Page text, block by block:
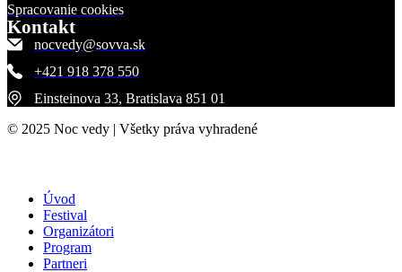
Spracovanie cookies
Kontakt
nocvedy@sovva.sk
+421 918 378 550
Einsteinova 33, Bratislava 851 01
© 2025 Noc vedy | Všetky práva vyhradené
Úvod
Festival
Organizátori
Program
Partneri